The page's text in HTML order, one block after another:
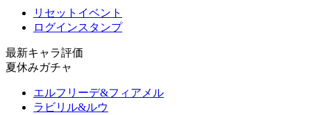
リセットイベント
ログインスタンプ
最新キャラ評価
夏休みガチャ
エルフリーデ&フィアメル
ラビリル&ルウ